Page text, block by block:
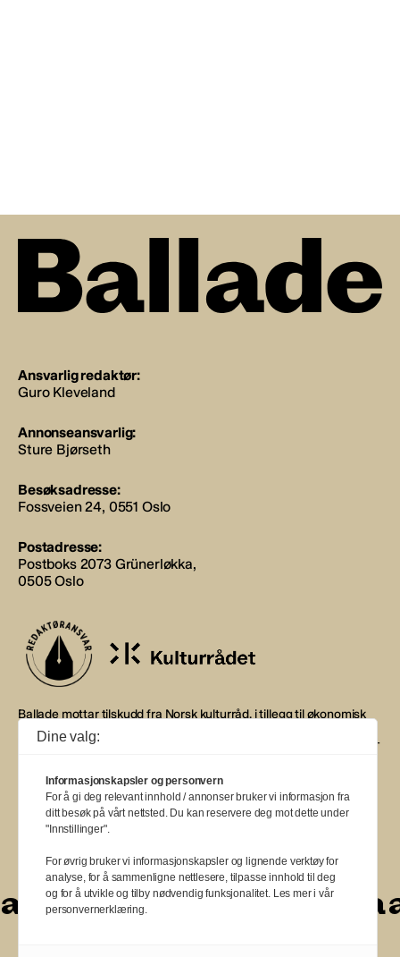
Ansvarlig redaktør:
Guro Kleveland
Annonseansvarlig:
Sture Bjørseth
Besøksadresse:
Fossveien 24, 0551 Oslo
Postadresse:
Postboks 2073 Grünerløkka,
0505 Oslo
Ballade mottar tilskudd fra Norsk kulturråd, i tillegg til økonomisk
støtte fra eierne NOPA, Norsk komponistforening og
Musikkforleggerne. Ballade drives etter Redaktør- og Vær Varsom-
BALLADE — NORGES MUSIKKMAGASIN
aaa
aa
aa
a
Dine valg:
Informasjonskapsler og personvern
For å gi deg relevant innhold / annonser bruker vi informasjon fra
ditt besøk på vårt nettsted. Du kan reservere deg mot dette under
"Innstillinger".
For øvrig bruker vi informasjonskapsler og lignende verktøy for
analyse, for å sammenligne nettlesere, tilpasse innhold til deg
og for å utvikle og tilby nødvendig funksjonalitet. Les mer i vår
personvernerklæring.